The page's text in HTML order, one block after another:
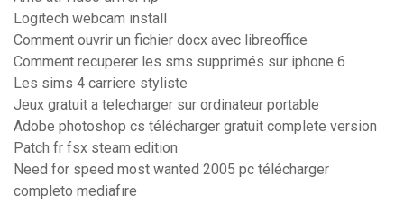
Logitech webcam install
Comment ouvrir un fichier docx avec libreoffice
Comment recuperer les sms supprimés sur iphone 6
Les sims 4 carriere styliste
Jeux gratuit a telecharger sur ordinateur portable
Adobe photoshop cs télécharger gratuit complete version
Patch fr fsx steam edition
Need for speed most wanted 2005 pc télécharger
completo mediafıre